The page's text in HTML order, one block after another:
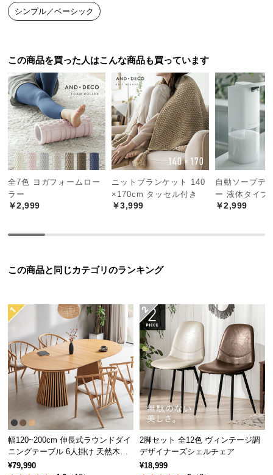
中
型
の
配
に
つ
い
て
型
商
に
開
梱
設
置
ビ
ス
に
つ
シンプル／ベーシック
この商品を買った人はこんな商品も買っています
全7色 ヨガフォームロー
ラー
￥2,999
ニットブランケット 140
×170cm タッセル付き
￥3,999
自動ソープデ
ー 液体タイプ
￥2,999
この商品と同じカテゴリのランキング
幅120~200cm 伸長式ラウンドダイ
ニングテーブル 6人掛け 天然木突
板 美しい格子デザイン
¥79,990
2脚セット 全12色 ヴィンテージ調
デザイナーズシェルチェア
¥18,999